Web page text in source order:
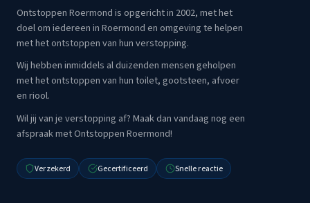
Ontstoppen Roermond is opgericht in 2002, met het
doel om iedereen in Roermond en omgeving te helpen
met het ontstoppen van hun verstopping.
Wij hebben inmiddels al duizenden mensen geholpen
met het ontstoppen van hun toilet, gootsteen, afvoer
en riool.
Wil jij van je verstopping af? Maak dan vandaag nog een
afspraak met Ontstoppen Roermond!
Verzekerd Gecertificeerd Snelle reactie